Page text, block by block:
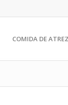
COMIDA DE